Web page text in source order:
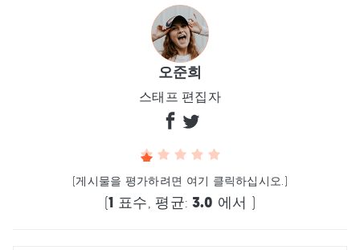
오준희
스태프 편집자
(게시물을 평가하려면 여기 클릭하십시오.)
(1 표수, 평균:3.0 에서 )